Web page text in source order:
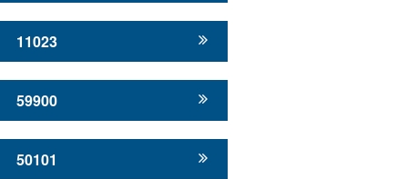
11023
59900
50101